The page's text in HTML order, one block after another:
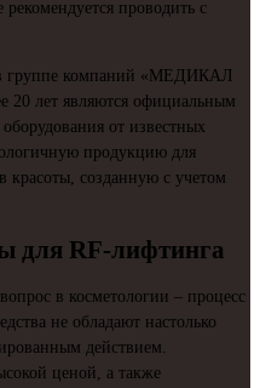
рекомендуется проводить с
группе компаний «МЕДИКАЛ
лет являются официальным
от известных
продукцию для
красоты, созданную с учетом
для RF-лифтинга
в косметологии – процесс
не обладают настолько
действием.
ценой, а также